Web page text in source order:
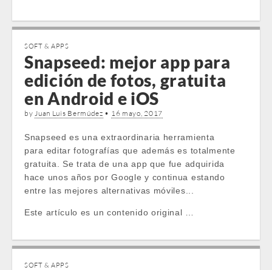
SOFT & APPS
Snapseed: mejor app para
edición de fotos, gratuita
en Android e iOS
byJuan Luis Bermúdez • 16 mayo, 2017
Snapseed es una extraordinaria herramienta
para editar fotografías que además es totalmente
gratuita. Se trata de una app que fue adquirida
hace unos años por Google y continua estando
entre las mejores alternativas móviles...
Este artículo es un contenido original …
SOFT & APPS